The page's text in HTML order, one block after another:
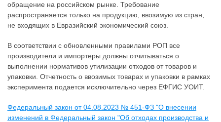
обращение на российском рынке. Требование
распространяется только на продукцию, ввозимую из стран,
не входящих в Евразийский экономический союз.
В соответствии с обновленными правилами РОП все
производители и импортеры должны отчитываться о
выполнении нормативов утилизации отходов от товаров и
упаковки. Отчетность о ввозимых товарах и упаковки в рамках
эксперимента подается исключительно через ЕФГИС УОИТ.
Федеральный закон от 04.08.2023 № 451-ФЗ "О внесении
изменений в Федеральный закон "Об отходах производства и